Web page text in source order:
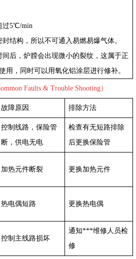
过5℃/min
封结构，所以不可通入易燃易爆气体。
间后，炉膛会出现微小的裂纹，这属于正
用，同时可以用氧化铝涂层进行修补。
Faults & Trouble Shooting）
故障原因 排除方法
控制线路，保险管
断，供电无电
检查有无短路排除
后更换保险管
加热元件断裂 更换加热元件
热电偶短路 更换热电偶
控制主线路损坏
通知***维修人员检
修